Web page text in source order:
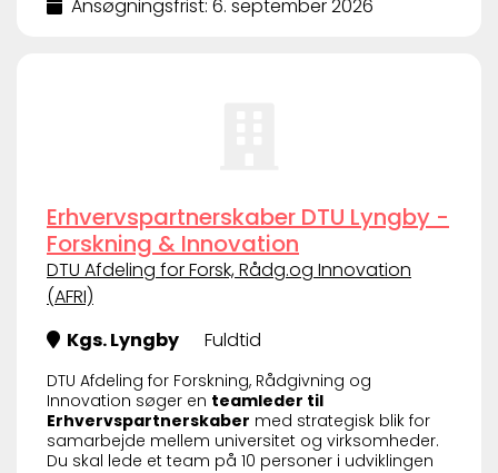
Ansøgningsfrist: 6. september 2026
Erhvervspartnerskaber DTU Lyngby -
Forskning & Innovation
DTU Afdeling for Forsk, Rådg.og Innovation
(AFRI)
Kgs. Lyngby
Fuldtid
DTU Afdeling for Forskning, Rådgivning og
Innovation søger en teamleder til
Erhvervspartnerskaber med strategisk blik for
samarbejde mellem universitet og virksomheder.
Du skal lede et team på 10 personer i udviklingen